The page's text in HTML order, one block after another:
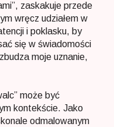
zaskakuje przede
wręcz udziałem w
i poklasku, by
się w świadomości
moje uznanie,
może być
kontekście. Jako
odmalowanym